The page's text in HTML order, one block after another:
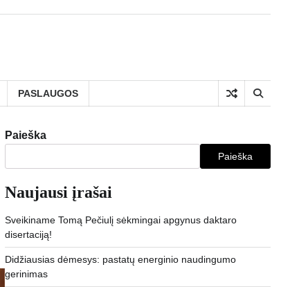
PASLAUGOS
Paieška
Paieška
Naujausi įrašai
Sveikiname Tomą Pečiulį sėkmingai apgynus daktaro
disertaciją!
Didžiausias dėmesys: pastatų energinio naudingumo
gerinimas